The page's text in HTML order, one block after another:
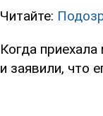
Читайте:
Когда
и заявили, что